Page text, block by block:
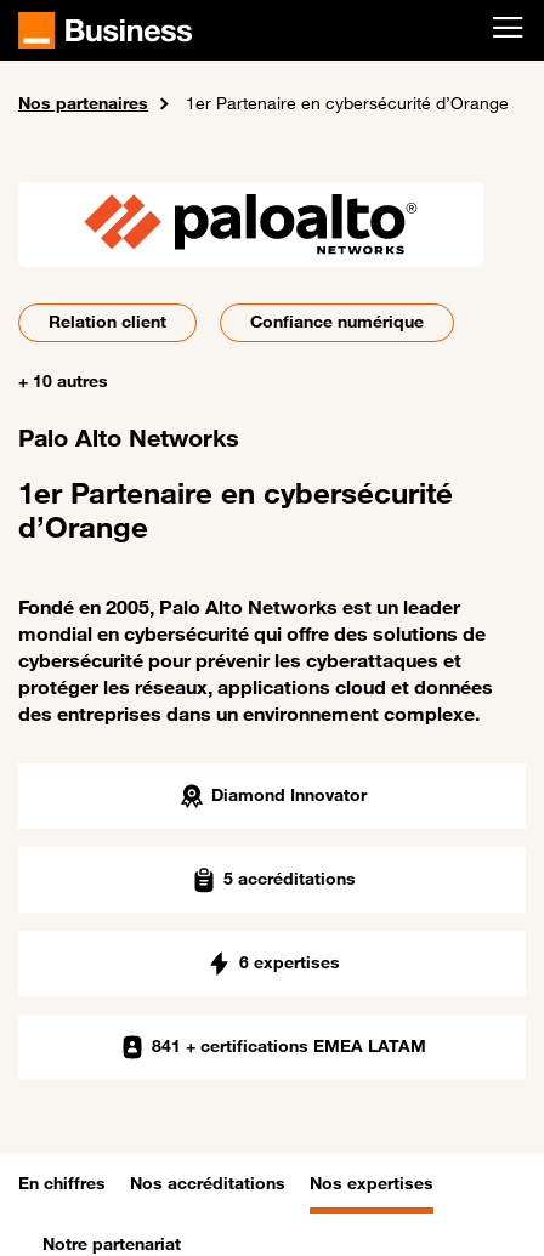
Passer au contenu principal
Accueil
A propos de nous
Nos partenaires 1er Partenaire en cybersécurité d’Orange
Relation client Confiance numérique
+ 10 autres
Palo Alto Networks
1er Partenaire en cybersécurité
d’Orange
Fondé en 2005, Palo Alto Networks est un leader
mondial en cybersécurité qui offre des solutions de
cybersécurité pour prévenir les cyberattaques et
protéger les réseaux, applications cloud et données
des entreprises dans un environnement complexe.
Diamond Innovator
5 accréditations
6 expertises
841 + certifications EMEA LATAM
En chiffres Nos accréditations Nos expertises
Notre partenariat